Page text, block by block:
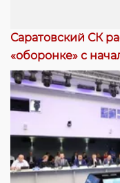
Саратовский СК
«оборонке» с